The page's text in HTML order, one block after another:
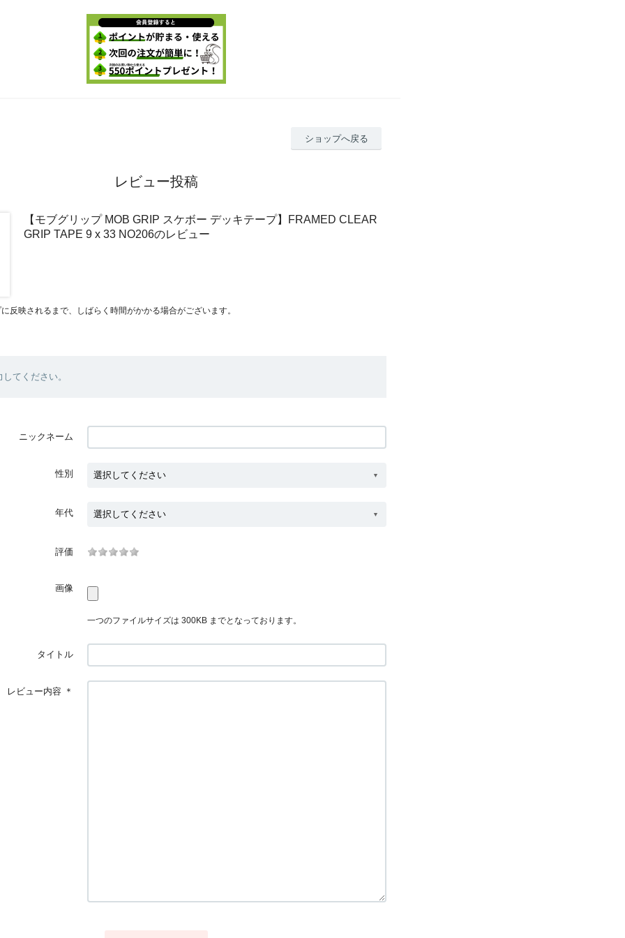
ショップへ戻る
レビュー投稿
【モブグリップ MOB GRIP スケボー デッキテープ】FRAMED CLEAR
GRIP TAPE 9 x 33 NO206のレビュー
反映されるまで、しばらく時間がかかる場合がございます。
てください。
ニックネーム
性別
年代
評価
画像
一つのファイルサイズは 300KB までとなっております。
タイトル
レビュー内容 ＊